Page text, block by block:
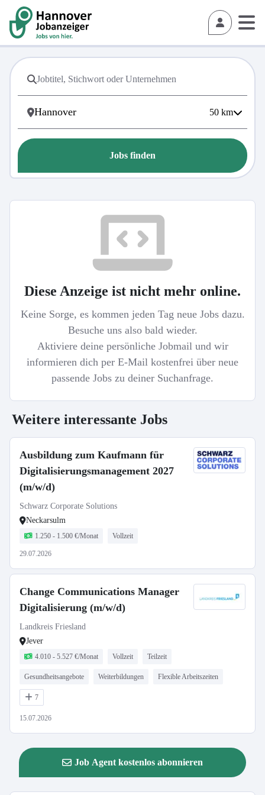
50 km
Jobs finden
Diese Anzeige ist nicht mehr online.
Keine Sorge, es kommen jeden Tag neue Jobs dazu.
Besuche uns also bald wieder.
Aktiviere deine persönliche Jobmail und wir
informieren dich per E-Mail kostenfrei über neue
passende Jobs zu deiner Suchanfrage.
Weitere interessante Jobs
Ausbildung zum Kaufmann für
Digitalisierungsmanagement 2027
(m/w/d)
Schwarz Corporate Solutions
Neckarsulm
1.250 - 1.500 €/Monat Vollzeit
29.07.2026
Change Communications Manager
Digitalisierung (m/w/d)
Landkreis Friesland
Jever
4.010 - 5.527 €/Monat Vollzeit Teilzeit
Gesundheitsangebote Weiterbildungen Flexible Arbeitszeiten
7
15.07.2026
Job Agent kostenlos abonnieren